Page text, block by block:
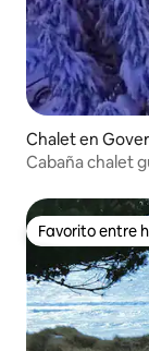
Chalet en
Cabaña chalet
Favorito entre
Favorito entre